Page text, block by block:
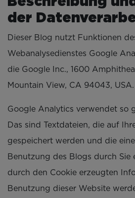
der
Dieser Blog nutzt Funktionen
Webanalysedienstes Google
die Google Inc., 1600
Mountain View, CA 94043, USA.
Google Analytics verwendet so
Das sind Textdateien, die auf
gespeichert werden und die
Benutzung des Blogs durch Sie
durch den Cookie erzeugten
Benutzung dieser Website